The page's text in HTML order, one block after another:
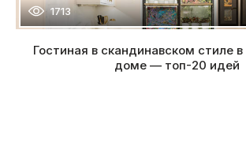
1713
Гостиная в скандинавском стиле
доме — топ-20 идей